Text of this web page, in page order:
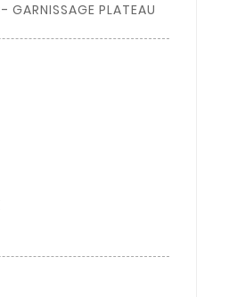
GARNISSAGE PLATEAU